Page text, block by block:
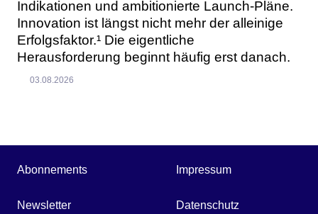
Indikationen und ambitionierte Launch-Pläne.
Innovation ist längst nicht mehr der alleinige
Erfolgsfaktor.¹ Die eigentliche
Herausforderung beginnt häufig erst danach.
03.08.2026
Abonnements
Newsletter
Impressum
Datenschutz